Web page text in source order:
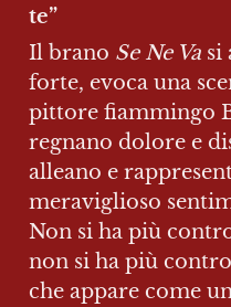
te”
Il brano Se Ne Va si
forte, evoca una
pittore fiammingo
regnano dolore e
alleano e
meraviglioso
Non si ha più
non si ha più
che appare come